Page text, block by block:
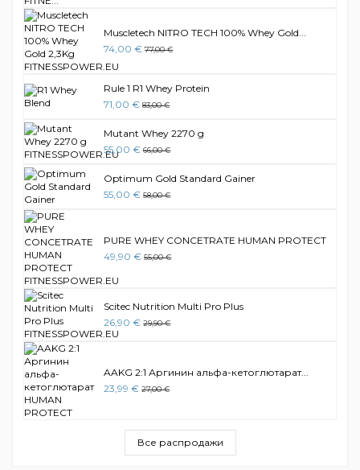
Muscletech NITRO TECH 100% Whey Gold...
74,00 € 77,00 €
Rule 1 R1 Whey Protein
71,00 € 83,00 €
Mutant Whey 2270 g
55,00 € 66,00 €
Optimum Gold Standard Gainer
55,00 € 58,00 €
PURE WHEY CONCETRATE HUMAN PROTECT
49,90 € 55,00 €
Scitec Nutrition Multi Pro Plus
26,90 € 29,90 €
AAKG 2:1 Аргинин альфа-кетоглютарат...
23,99 € 27,00 €
Все распродажи